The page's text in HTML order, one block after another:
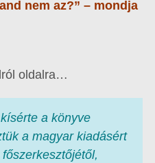
nem az?” – mondja
oldalra…
a könyve
a magyar kiadásért